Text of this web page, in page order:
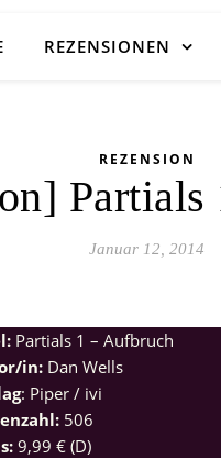
REZENSIONEN
REZENSION
Januar 12, 2014
Partials 1 – Aufbruch
in: Dan Wells
: Piper / ivi
506
9,99 € (D)